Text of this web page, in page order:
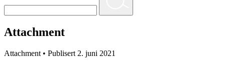
Attachment
Attachment • Publisert 2. juni 2021